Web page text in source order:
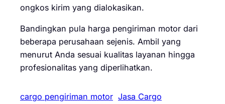
ongkos kirim yang dialokasikan.
Bandingkan pula harga pengiriman motor dari
beberapa perusahaan sejenis. Ambil yang
menurut Anda sesuai kualitas layanan hingga
profesionalitas yang diperlihatkan.
cargo pengiriman motor Jasa Cargo